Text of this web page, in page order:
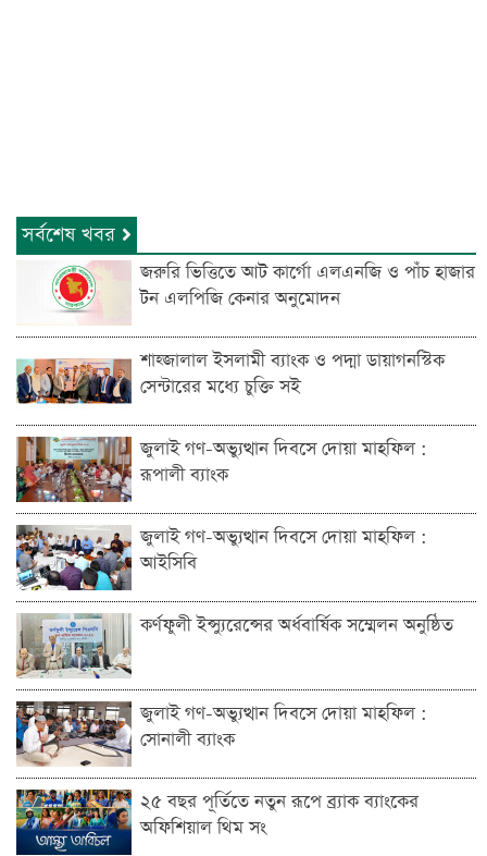
সর্বশেষ খবর
জরুরি ভিত্তিতে আট কার্গো এলএনজি ও পাঁচ হাজার
টন এলপিজি কেনার অনুমোদন
শাহ্জালাল ইসলামী ব্যাংক ও পদ্মা ডায়াগনস্টিক
সেন্টারের মধ্যে চুক্তি সই
জুলাই গণ-অভ্যুত্থান দিবসে দোয়া মাহফিল :
রূপালী ব্যাংক
জুলাই গণ-অভ্যুত্থান দিবসে দোয়া মাহফিল :
আইসিবি
কর্ণফুলী ইন্স্যুরেন্সের অর্ধবার্ষিক সম্মেলন অনুষ্ঠিত
জুলাই গণ-অভ্যুত্থান দিবসে দোয়া মাহফিল :
সোনালী ব্যাংক
২৫ বছর পূর্তিতে নতুন রূপে ব্র্যাক ব্যাংকের
অফিশিয়াল থিম সং